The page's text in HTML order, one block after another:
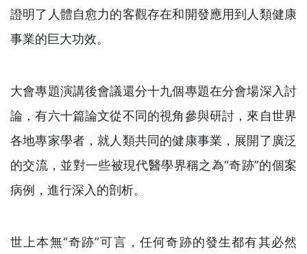
證明了人體自愈力的客觀存在和開發應用到人類健康
事業的巨大功效。
大會專題演講後會議還分十九個專題在分會場深入討
論，有六十篇論文從不同的視角參與研討，來自世界
各地專家學者，就人類共同的健康事業，展開了廣泛
的交流，並對一些被現代醫學界稱之為“奇跡”的個案
病例，進行深入的剖析。
世上本無“奇跡”可言，任何奇跡的發生都有其必然